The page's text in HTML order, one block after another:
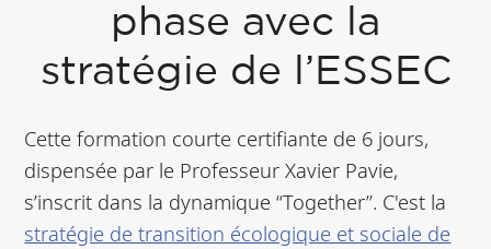
phase avec la
stratégie de l’ESSEC
Cette formation courte certifiante de 6 jours,
dispensée par le Professeur Xavier Pavie,
s’inscrit dans la dynamique “Together”. C'est la
stratégie de transition écologique et sociale de